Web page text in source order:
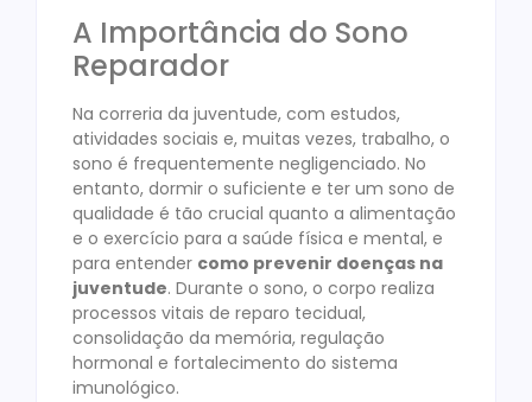
A Importância do Sono
Reparador
Na correria da juventude, com estudos,
atividades sociais e, muitas vezes, trabalho, o
sono é frequentemente negligenciado. No
entanto, dormir o suficiente e ter um sono de
qualidade é tão crucial quanto a alimentação
e o exercício para a saúde física e mental, e
para entender como prevenir doenças na
juventude. Durante o sono, o corpo realiza
processos vitais de reparo tecidual,
consolidação da memória, regulação
hormonal e fortalecimento do sistema
imunológico.